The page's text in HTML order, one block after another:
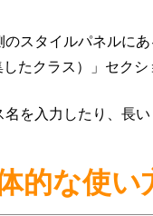
スタイルパネルに
たクラス）」セクシ
を入力したり、長
的な使い